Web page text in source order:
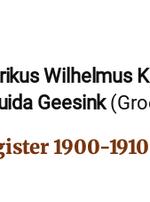
Wilhelmus
Geesink
1900-1910